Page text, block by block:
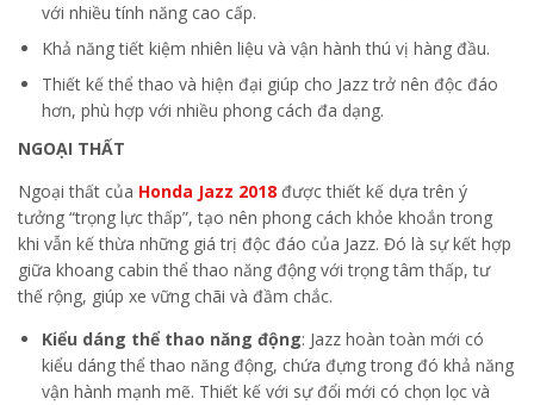
với nhiều tính năng cao cấp.
Khả năng tiết kiệm nhiên liệu và vận hành thú vị hàng đầu.
Thiết kế thể thao và hiện đại giúp cho Jazz trở nên độc đáo
hơn, phù hợp với nhiều phong cách đa dạng.
NGOẠI THẤT
Ngoại thất của Honda Jazz 2018 được thiết kế dựa trên ý
tưởng “trọng lực thấp”, tạo nên phong cách khỏe khoắn trong
khi vẫn kế thừa những giá trị độc đáo của Jazz. Đó là sự kết hợp
giữa khoang cabin thể thao năng động với trọng tâm thấp, tư
thế rộng, giúp xe vững chãi và đầm chắc.
Kiểu dáng thể thao năng động: Jazz hoàn toàn mới có
kiểu dáng thể thao năng động, chứa đựng trong đó khả năng
vận hành mạnh mẽ. Thiết kế với sự đổi mới có chọn lọc và